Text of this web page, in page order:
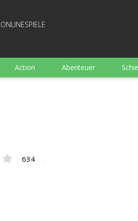
ONLINESPIELE
Action Abenteuer
634